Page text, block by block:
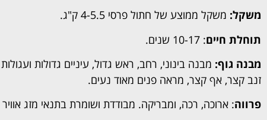
משקל: משקל ממוצע של חתול פרסי 4-5.5 ק"ג.
תוחלת חיים: 10-17 שנים.
מבנה גוף: מבנה בינוני, רחב, ראש גדול, עיניים גדולות
זנב קצר, אף קצר, מראה פנים מאוד נעים.
פרווה: ארוכה, רכה, ומבריקה. מבודדת ושומרת בתנאי מזג אוויר